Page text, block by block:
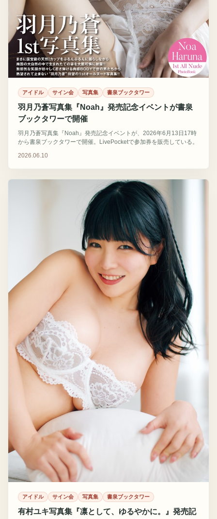
アイドル サイン会 写真集 書泉ブックタワー
羽月乃蒼写真集『Noah』発売記念イベントが書泉
ブックタワーで開催
羽月乃蒼写真集『Noah』発売記念イベントが、2026年6月13日17時
から書泉ブックタワーで開催。LivePocketで参加券を販売している。
2026.06.10
アイドル サイン会 写真集 書泉ブックタワー
有村ユキ写真集『凛として、ゆるやかに。』発売記